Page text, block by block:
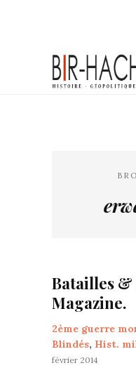
Batailles &
Magazine.
2ème guerre
Blindés, Hist.
février 2014